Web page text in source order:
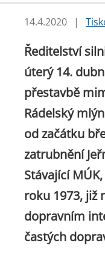
14.4.2020 |
Ředitelství
úterý 14.
přestavbě
Rádelský
od začátku
zatrubnění
Stávající
roku 1973, již
dopravním
častých